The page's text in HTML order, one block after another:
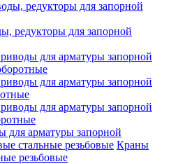
редукторы для запорной
для арматуры запорной
для арматуры запорной
для арматуры запорной
для арматуры запорной
Краны
резьбовые